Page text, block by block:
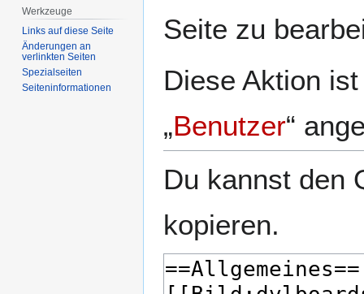
Seite zu
Diese Aktion
„Benutzer“
Du kannst den
kopieren.
Werkzeuge
Links auf diese Seite
Änderungen an
verlinkten Seiten
Spezialseiten
Seiten­­informationen